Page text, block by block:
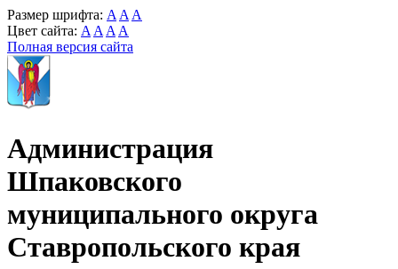
Размер шрифта: A A A
Цвет сайта: A A A A
Полная версия сайта
Администрация
Шпаковского
муниципального округа
Ставропольского края